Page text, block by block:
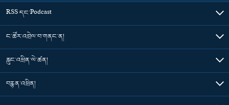
RSS དང་Podcast
ང་ཚོར་འབྲེལ་བ་གནང་ན།
རླུང་འཕྲིན་ལེ་ཚན།
བརྙན་འཕྲིན།